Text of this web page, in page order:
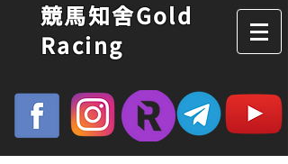
競馬知舍Gold
Racing